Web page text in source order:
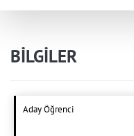
BİLGİLER
Aday Öğrenci